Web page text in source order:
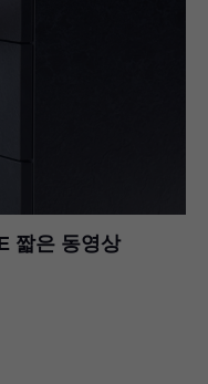
짧은 동영상